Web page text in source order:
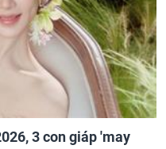
3 con giáp 'may